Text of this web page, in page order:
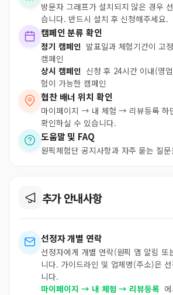
방문자 그래프가 설치되지 않은 경우
습니다. 반드시 설치 후 신청해주세요.
캠페인 분류 확인
정기 캠페인 발표일과 체험기간이 고
캠페인
상시 캠페인 신청 후 24시간 이내(영
험이 가능한 캠페인
협찬 배너 위치 확인
마이페이지 → 내 체험 → 리뷰등록 하
확인하실 수 있습니다.
도움말 및 FAQ
원픽체험단 공지사항과 자주 묻는 질
추가 안내사항
선정자 개별 연락
선정자에게 개별 연락(원픽 앱 알림 또
니다. 가이드라인 및 업체명(주소)은
니다.
마이페이지 → 내 체험 → 리뷰등록